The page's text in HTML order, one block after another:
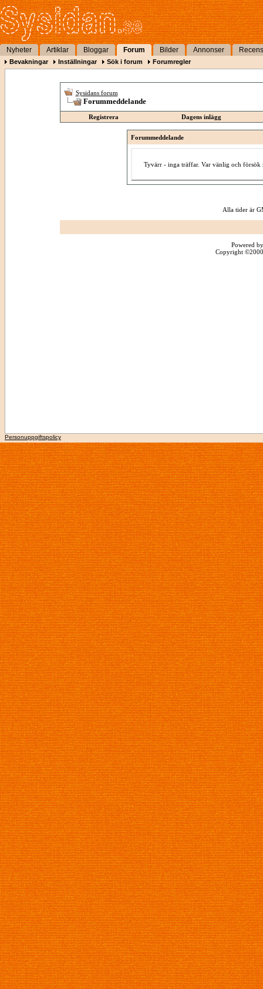
Nyheter Artiklar Bloggar Forum Bilder Annonser
Bevakningar Inställningar Sök i forum Forumregler
Sysidans forum
Forummeddelande
Registrera Dagens inlägg
Forummeddelande
Tyvärr - inga träffar. Var vänlig och försök
Alla tider är
Powered
Copyright
Personuppgiftspolicy